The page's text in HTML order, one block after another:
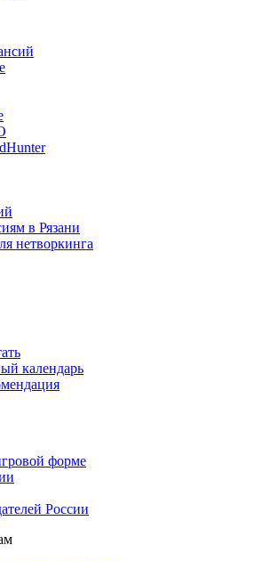
в Рязани
нетворкинга
календарь
форме
России